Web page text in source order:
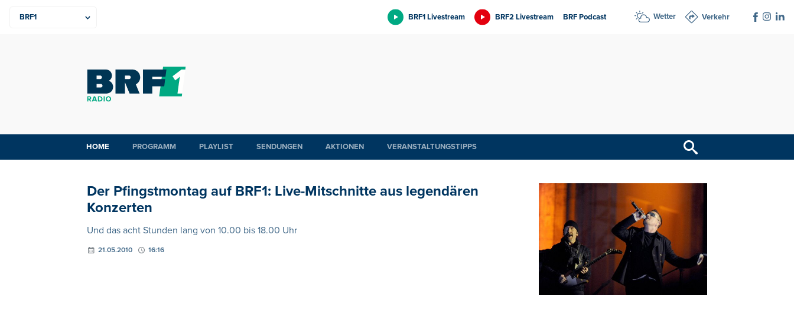
BRF1 Livestream BRF2 Livestream BRF Podcast Wetter Verkehr
HOME PROGRAMM PLAYLIST SENDUNGEN AKTIONEN VERANSTALTUNGSTIPPS
Der Pfingstmontag auf BRF1: Live-Mitschnitte aus legendären
Konzerten
Und das acht Stunden lang von 10.00 bis 18.00 Uhr
21.05.2010 16:16